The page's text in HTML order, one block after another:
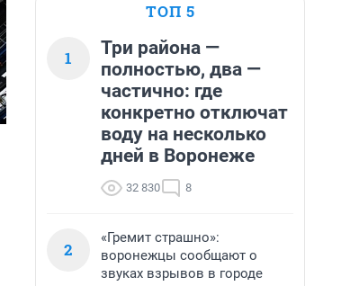
ТОП 5
1
Три района —
полностью, два —
частично: где
конкретно отключат
воду на несколько
дней в Воронеже
32 830 8
2
«Гремит страшно»:
воронежцы сообщают о
звуках взрывов в городе